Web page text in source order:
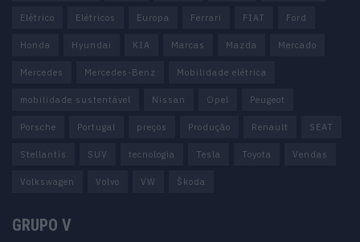
Elétrico Elétricos Europa Ferrari FIAT Ford
Honda Hyundai KIA Marcas Mazda Mercado
Mercedes Mercedes-Benz Mobilidade elétrica
mobilidade sustentável Nissan Opel Peugeot
Porsche Portugal preços Produção Renault SEAT
Stellantis SUV tecnologia Tesla Toyota Vendas
Volkswagen Volvo VW Škoda
GRUPO V